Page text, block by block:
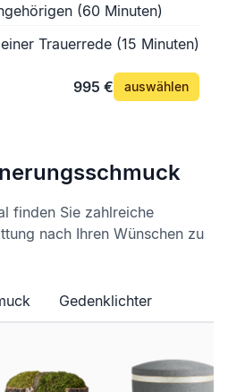
(60 Minuten)
Trauerrede (15 Minuten)
995 € auswählen
finden Sie zahlreiche
nach Ihren Wünschen zu
Gedenklichter